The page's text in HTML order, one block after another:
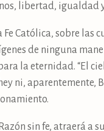
libertad,
Católica, sobre
de ninguna
la eternidad. “El
ni, aparentemente,
sin fe, atraerá a